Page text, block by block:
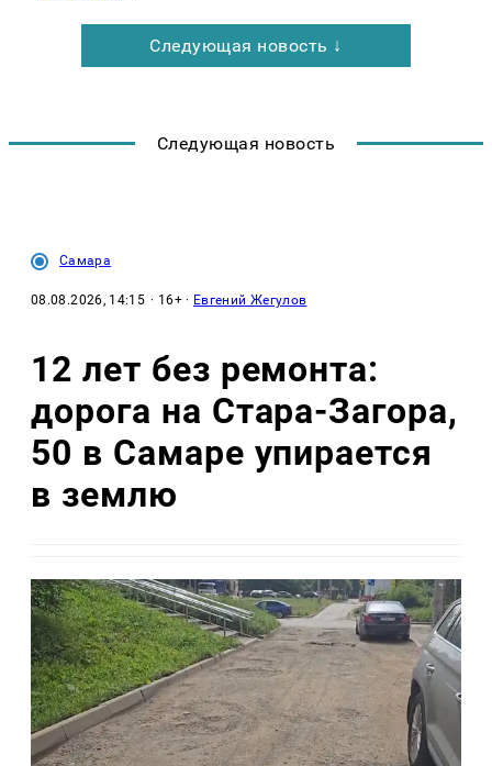
Следующая новость ↓
Следующая новость
Самара
08.08.2026, 14:15 · 16+ · Евгений Жегулов
12 лет без ремонта:
дорога на Стара-Загора,
50 в Самаре упирается
в землю